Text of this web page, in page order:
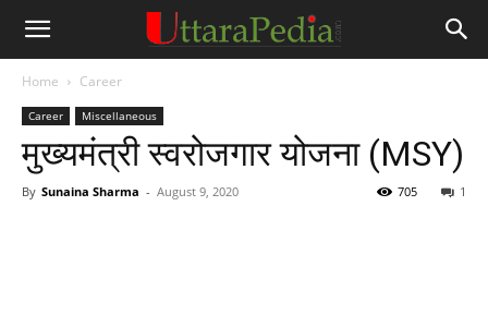
Home Career
Career Miscellaneous
मुख्यमंत्री स्वरोजगार योजना (MSY)
By Sunaina Sharma - August 9, 2020 1
705